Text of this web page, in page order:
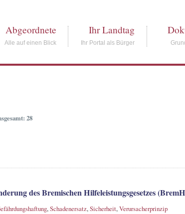
Abgeordnete
Alle auf einen Blick
Ihr Landtag
Ihr Portal als Bürger
28
des Bremischen Hilfeleistungsgesetzes
,Schadenersatz,Sicherheit,Verursacherprinzip